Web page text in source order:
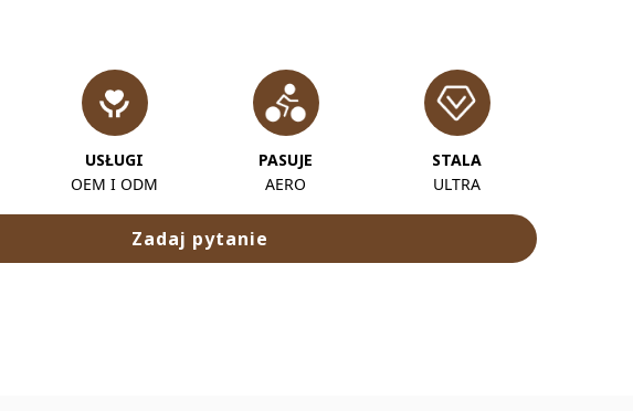
USŁUGI
OEM I ODM
PASUJE
AERO
STALA
ULTRA
Zadaj pytanie